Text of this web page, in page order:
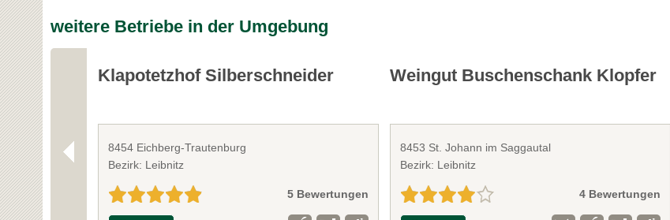
weitere Betriebe in der Umgebung
Klapotetzhof Silberschneider
8454 Eichberg-Trautenburg
Bezirk: Leibnitz
5 Bewertungen
Weingut Buschenschank Klopfer
8453 St. Johann im Saggautal
Bezirk: Leibnitz
4 Bewertungen